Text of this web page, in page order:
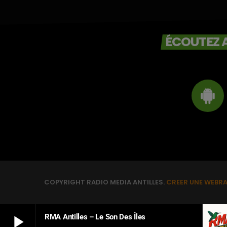
play_arrow RMA Antilles – Le Son Des Îles
ÉCOUTEZ
COPYRIGHT RADIO MEDIA ANTILLES. CREER UNE